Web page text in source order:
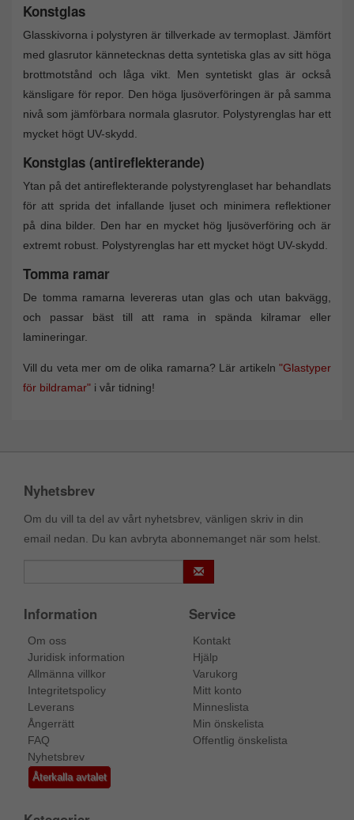
Konstglas
Glasskivorna i polystyren är tillverkade av termoplast. Jämfört
med glasrutor kännetecknas detta syntetiska glas av sitt höga
brottmotstånd och låga vikt. Men syntetiskt glas är också
känsligare för repor. Den höga ljusöverföringen är på samma
nivå som jämförbara normala glasrutor. Polystyrenglas har ett
mycket högt UV-skydd.
Konstglas (antireflekterande)
Ytan på det antireflekterande polystyrenglaset har behandlats
för att sprida det infallande ljuset och minimera reflektioner
på dina bilder. Den har en mycket hög ljusöverföring och är
extremt robust. Polystyrenglas har ett mycket högt UV-skydd.
Tomma ramar
De tomma ramarna levereras utan glas och utan bakvägg,
och passar bäst till att rama in spända kilramar eller
lamineringar.
Vill du veta mer om de olika ramarna? Lär artikeln "Glastyper
för bildramar" i vår tidning!
Nyhetsbrev
Om du vill ta del av vårt nyhetsbrev, vänligen skriv in din
email nedan. Du kan avbryta abonnemanget när som helst.
Information
Om oss
Juridisk information
Allmänna villkor
Integritetspolicy
Leverans
Ångerrätt
FAQ
Nyhetsbrev
Återkalla avtalet
Service
Kontakt
Hjälp
Varukorg
Mitt konto
Minneslista
Min önskelista
Offentlig önskelista